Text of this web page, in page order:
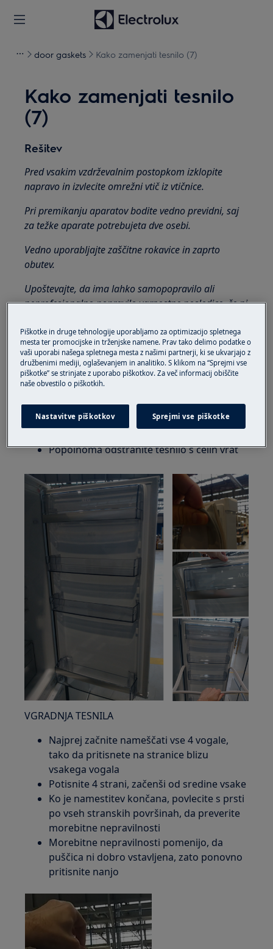
door gaskets Kako zamenjati tesnilo (7)
Kako zamenjati tesnilo
(7)
Rešitev
Pred vsakim vzdrževalnim postopkom izklopite
napravo in izvlecite omrežni vtič iz vtičnice.
Pri premikanju aparatov bodite vedno previdni, saj
za težke aparate potrebujeta dve osebi.
Vedno uporabljajte zaščitne rokavice in zaprto
obutev.
Upoštevajte, da ima lahko samopopravilo ali
neprofesionalno popravilo varnostne posledice, če ni
UPOŠTEVAJTE, DA LAHKO NEPRAVILNA
NAMESTITEV POVZROČI IZGUBE IZOLACIJE IN
OGROZI PRAVILNO DELOVANJE APARATA.
Povlecite tesnilo, začenši od vogala vrat
Popolnoma odstranite tesnilo s celih vrat
VGRADNJA TESNILA
Najprej začnite nameščati vse 4 vogale,
tako da pritisnete na stranice blizu
vsakega vogala
Potisnite 4 strani, začenši od sredine vsake
Ko je namestitev končana, povlecite s prsti
po vseh stranskih površinah, da preverite
morebitne nepravilnosti
Morebitne nepravilnosti pomenijo, da
puščica ni dobro vstavljena, zato ponovno
pritisnite nanjo
Piškotke in druge tehnologije uporabljamo za optimizacijo spletnega
mesta ter promocijske in trženjske namene. Prav tako delimo podatke o
vaši uporabi našega spletnega mesta z našimi partnerji, ki se ukvarjajo z
družbenimi mediji, oglaševanjem in analitiko. S klikom na “Sprejmi vse
piškotke” se strinjate z uporabo piškotkov. Za več informacij obiščite
naše obvestilo o piškotkih.
Nastavitve piškotkov Sprejmi vse piškotke